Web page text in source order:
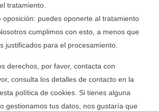
tratamiento.
oposición: puedes oponerte al tratamiento
cumplimos con esto, a menos que
justificados para el procesamiento.
derechos, por favor, contacta con
consulta los detalles de contacto en la
política de cookies. Si tienes alguna
gestionamos tus datos, nos gustaría que